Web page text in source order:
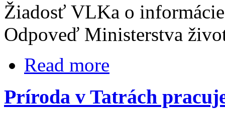
Žiadosť VLKa o
Odpoveď Ministerstva
Read more
Príroda v Tatrách